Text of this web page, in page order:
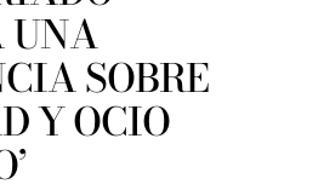
UNA
SOBRE
Y OCIO